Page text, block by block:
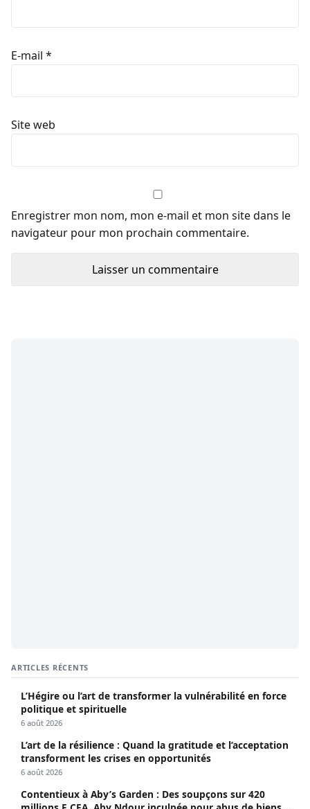
E-mail *
Site web
Enregistrer mon nom, mon e-mail et mon site dans le
navigateur pour mon prochain commentaire.
ARTICLES RÉCENTS
L’Hégire ou l’art de transformer la vulnérabilité en force
politique et spirituelle
6 août 2026
L’art de la résilience : Quand la gratitude et l’acceptation
transforment les crises en opportunités
6 août 2026
Contentieux à Aby’s Garden : Des soupçons sur 420